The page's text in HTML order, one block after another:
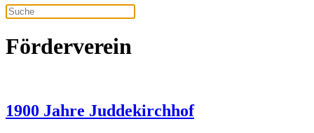
Förderverein
1900 Jahre Juddekirchhof